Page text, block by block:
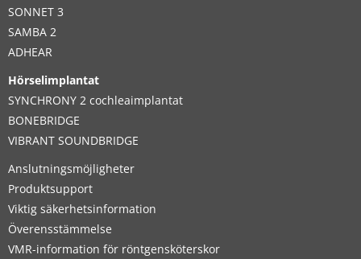
SONNET 3
SAMBA 2
ADHEAR
Hörselimplantat
SYNCHRONY 2 cochleaimplantat
BONEBRIDGE
VIBRANT SOUNDBRIDGE
Anslutningsmöjligheter
Produktsupport
Viktig säkerhetsinformation
Överensstämmelse
VMR-information för röntgensköterskor